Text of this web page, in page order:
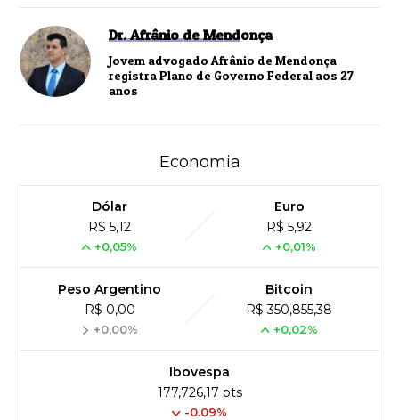
Dr. Afrânio de Mendonça
Jovem advogado Afrânio de Mendonça
registra Plano de Governo Federal aos 27
anos
Economia
Dólar
R$ 5,12
+0,05%
Euro
R$ 5,92
+0,01%
Peso Argentino
R$ 0,00
+0,00%
Bitcoin
R$ 350,855,38
+0,02%
Ibovespa
177,726,17 pts
-0.09%